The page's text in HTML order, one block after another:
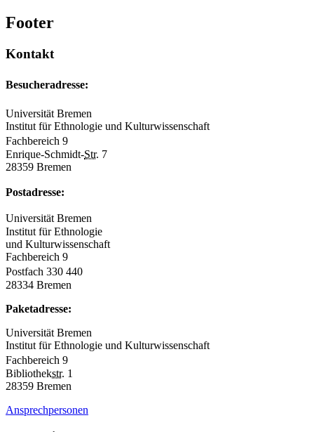
Footer
Kontakt
Besucheradresse:
Universität Bremen
Institut für Ethnologie und Kulturwissenschaft
Fachbereich 9
Enrique-Schmidt-Str. 7
28359 Bremen
Postadresse:
Universität Bremen
Institut für Ethnologie
und Kulturwissenschaft
Fachbereich 9
Postfach 330 440
28334 Bremen
Paketadresse:
Universität Bremen
Institut für Ethnologie und Kulturwissenschaft
Fachbereich 9
Bibliothekstr. 1
28359 Bremen
Ansprechpersonen